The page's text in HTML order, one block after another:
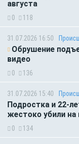
августа
0 118
31.07.2026 16:50
Обрушение
видео
0 136
31.07.2026 15:40
Подростка и 22-
жестоко убили на
0 134